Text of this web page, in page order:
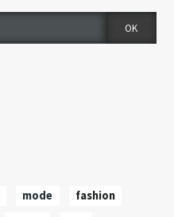
mode
fashion